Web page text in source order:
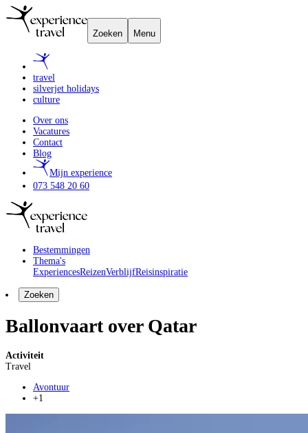
Zoeken Menu
travel
silverjet holidays
culture
Over ons
Vacatures
Contact
Blog
Mijn experience
073 548 20 60
Bestemmingen
Thema's
ExperiencesReizenVerblijfReisinspiratie
Zoeken
Ballonvaart over Qatar
Activiteit
Travel
Avontuur
+1